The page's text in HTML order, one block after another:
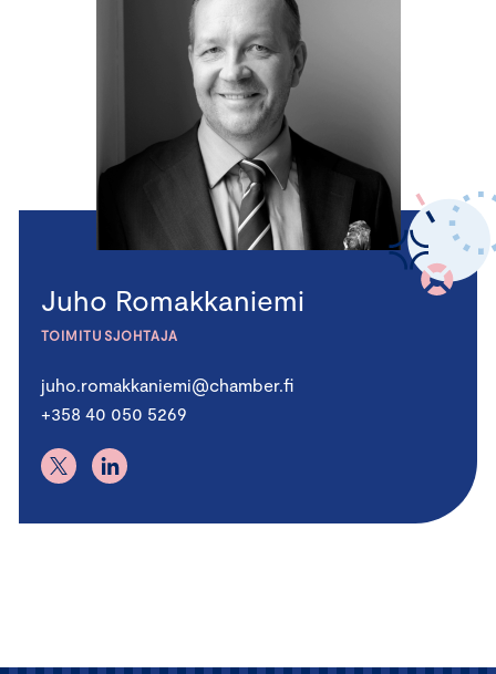
Juho Romakkaniemi
TOIMITUSJOHTAJA
juho.romakkaniemi@chamber.fi
+358 40 050 5269